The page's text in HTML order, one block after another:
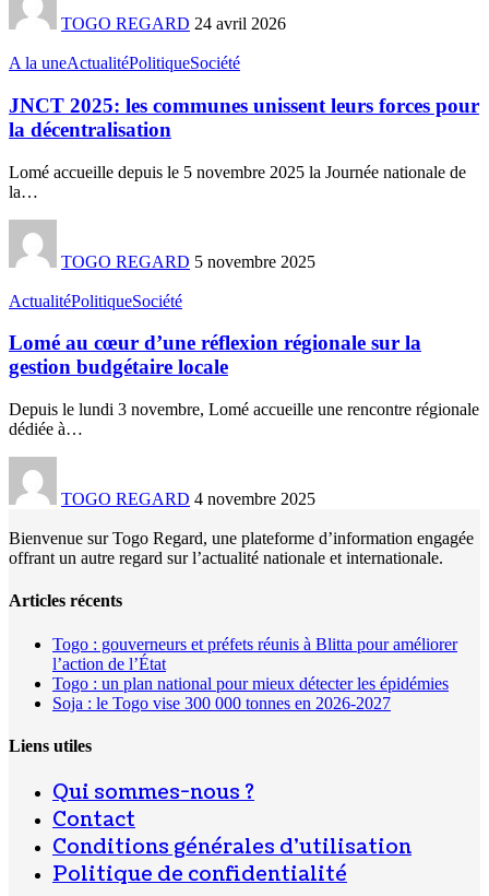
TOGO REGARD 24 avril 2026
A la uneActualitéPolitiqueSociété
JNCT 2025: les communes unissent leurs forces pour
la décentralisation
Lomé accueille depuis le 5 novembre 2025 la Journée nationale de
la…
TOGO REGARD 5 novembre 2025
ActualitéPolitiqueSociété
Lomé au cœur d’une réflexion régionale sur la
gestion budgétaire locale
Depuis le lundi 3 novembre, Lomé accueille une rencontre régionale
dédiée à…
TOGO REGARD 4 novembre 2025
Bienvenue sur Togo Regard, une plateforme d’information engagée
offrant un autre regard sur l’actualité nationale et internationale.
Articles récents
Togo : gouverneurs et préfets réunis à Blitta pour améliorer
l’action de l’État
Togo : un plan national pour mieux détecter les épidémies
Soja : le Togo vise 300 000 tonnes en 2026-2027
Liens utiles
Qui sommes-nous ?
Contact
Conditions générales d’utilisation
Politique de confidentialité